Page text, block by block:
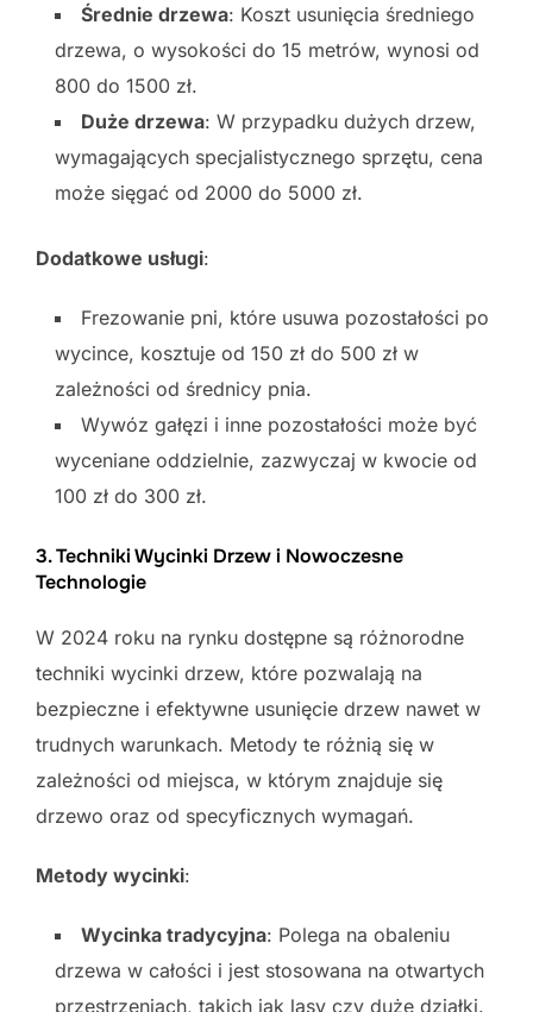
Średnie drzewa: Koszt usunięcia średniego
drzewa, o wysokości do 15 metrów, wynosi od
800 do 1500 zł.
Duże drzewa: W przypadku dużych drzew,
wymagających specjalistycznego sprzętu, cena
może sięgać od 2000 do 5000 zł.
Dodatkowe usługi:
Frezowanie pni, które usuwa pozostałości po
wycince, kosztuje od 150 zł do 500 zł w
zależności od średnicy pnia.
Wywóz gałęzi i inne pozostałości może być
wyceniane oddzielnie, zazwyczaj w kwocie od
100 zł do 300 zł.
3. Techniki Wycinki Drzew i Nowoczesne
Technologie
W 2024 roku na rynku dostępne są różnorodne
techniki wycinki drzew, które pozwalają na
bezpieczne i efektywne usunięcie drzew nawet w
trudnych warunkach. Metody te różnią się w
zależności od miejsca, w którym znajduje się
drzewo oraz od specyficznych wymagań.
Metody wycinki:
Wycinka tradycyjna: Polega na obaleniu
drzewa w całości i jest stosowana na otwartych
przestrzeniach, takich jak lasy czy duże działki.